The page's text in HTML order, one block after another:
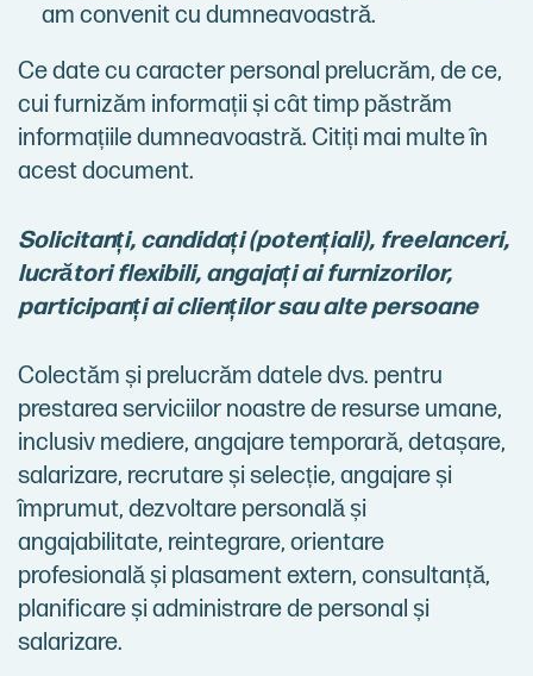
am convenit cu dumneavoastră.
Ce date cu caracter personal prelucrăm, de ce,
cui furnizăm informații și cât timp păstrăm
informațiile dumneavoastră. Citiți mai multe în
acest document.
Solicitanți, candidați (potențiali), freelanceri,
lucrători flexibili, angajați ai furnizorilor,
participanți ai clienților sau alte persoane
Colectăm și prelucrăm datele dvs. pentru
prestarea serviciilor noastre de resurse umane,
inclusiv mediere, angajare temporară, detașare,
salarizare, recrutare și selecție, angajare și
împrumut, dezvoltare personală și
angajabilitate, reintegrare, orientare
profesională și plasament extern, consultanță,
planificare și administrare de personal și
salarizare.